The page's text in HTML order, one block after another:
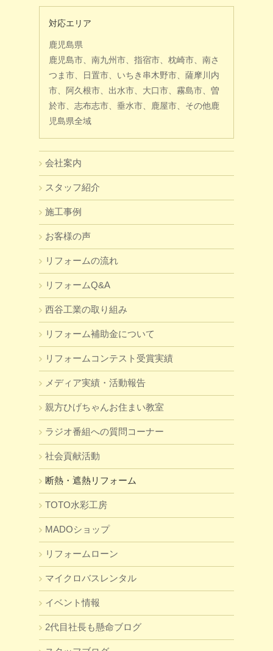
対応エリア
鹿児島県
鹿児島市、南九州市、指宿市、枕崎市、南さ
つま市、日置市、いちき串木野市、薩摩川内
市、阿久根市、出水市、大口市、霧島市、曽
於市、志布志市、垂水市、鹿屋市、その他鹿
児島県全域
会社案内
スタッフ紹介
施工事例
お客様の声
リフォームの流れ
リフォームQ&A
西谷工業の取り組み
リフォーム補助金について
リフォームコンテスト受賞実績
メディア実績・活動報告
親方ひげちゃんお住まい教室
ラジオ番組への質問コーナー
社会貢献活動
断熱・遮熱リフォーム
TOTO水彩工房
MADOショップ
リフォームローン
マイクロバスレンタル
イベント情報
2代目社長も懸命ブログ